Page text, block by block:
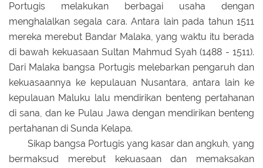
Portugis melakukan berbagai usaha dengan
menghalalkan segala cara. Antara lain pada tahun 1511
mereka merebut Bandar Malaka, yang waktu itu berada
di bawah kekuasaan Sultan Mahmud Syah (1488 - 1511).
Dari Malaka bangsa Portugis melebarkan pengaruh dan
kekuasaannya ke kepulauan Nusantara, antara lain ke
kepulauan Maluku lalu mendirikan benteng pertahanan
di sana, dan ke Pulau Jawa dengan mendirikan benteng
pertahanan di Sunda Kelapa.
Sikap bangsa Portugis yang kasar dan angkuh, yang
bermaksud merebut kekuasaan dan memaksakan